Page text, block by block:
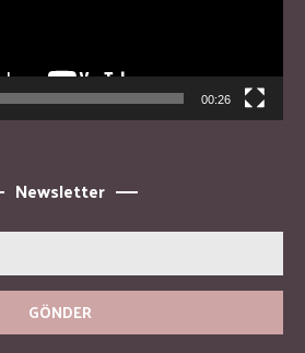
00:26
Newsletter